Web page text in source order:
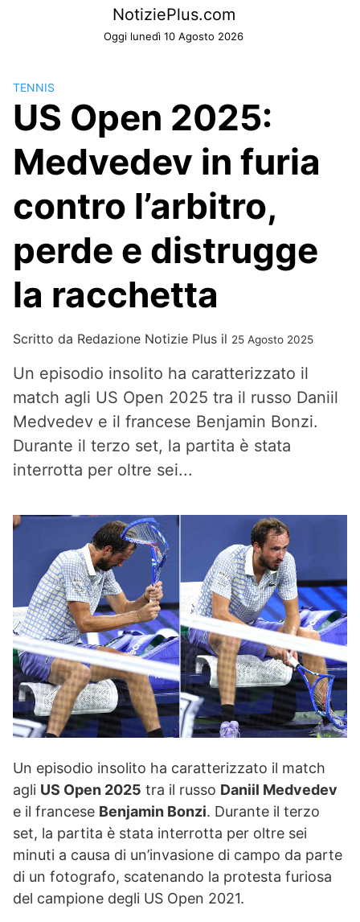
NotiziePlus.com
Oggi lunedì 10 Agosto 2026
TENNIS
US Open 2025:
Medvedev in furia
contro l’arbitro,
perde e distrugge
la racchetta
Scritto da Redazione Notizie Plus il 25 Agosto 2025
Un episodio insolito ha caratterizzato il
match agli US Open 2025 tra il russo Daniil
Medvedev e il francese Benjamin Bonzi.
Durante il terzo set, la partita è stata
interrotta per oltre sei...
Un episodio insolito ha caratterizzato il match
agli US Open 2025 tra il russo Daniil Medvedev
e il francese Benjamin Bonzi. Durante il terzo
set, la partita è stata interrotta per oltre sei
minuti a causa di un’invasione di campo da parte
di un fotografo, scatenando la protesta furiosa
del campione degli US Open 2021.